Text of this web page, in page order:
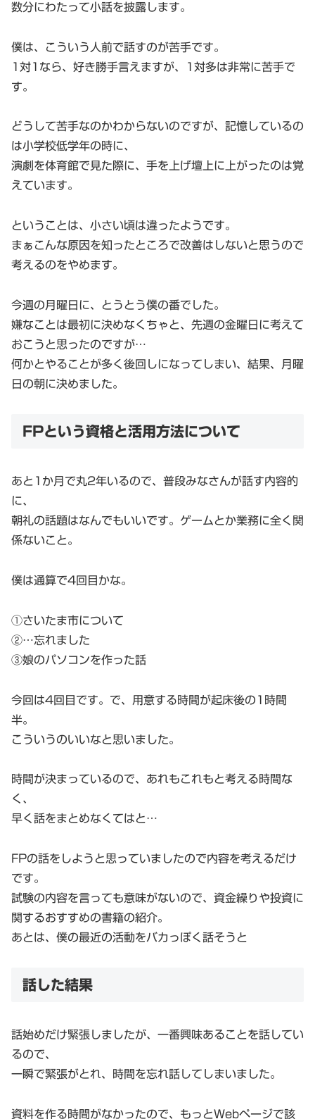
数分にわたって小話を披露します。
僕は、こういう人前で話すのが苦手です。
1対1なら、好き勝手言えますが、1対多は非常に苦手で
す。
どうして苦手なのかわからないのですが、記憶しているの
は小学校低学年の時に、
演劇を体育館で見た際に、手を上げ壇上に上がったのは覚
えています。
ということは、小さい頃は違ったようです。
まぁこんな原因を知ったところで改善はしないと思うので
考えるのをやめます。
今週の月曜日に、とうとう僕の番でした。
嫌なことは最初に決めなくちゃと、先週の金曜日に考えて
おこうと思ったのですが…
何かとやることが多く後回しになってしまい、結果、月曜
日の朝に決めました。
FPという資格と活用方法について
あと1か月で丸2年いるので、普段みなさんが話す内容的
に、
朝礼の話題はなんでもいいです。ゲームとか業務に全く関
係ないこと。
僕は通算で4回目かな。
①さいたま市について
②…忘れました
③娘のパソコンを作った話
今回は4回目です。で、用意する時間が起床後の1時間
半。
こういうのいいなと思いました。
時間が決まっているので、あれもこれもと考える時間な
く、
早く話をまとめなくてはと…
FPの話をしようと思っていましたので内容を考えるだけ
です。
試験の内容を言っても意味がないので、資金繰りや投資に
関するおすすめの書籍の紹介。
あとは、僕の最近の活動をバカっぽく話そうと
話した結果
話始めだけ緊張しましたが、一番興味あることを話してい
るので、
一瞬で緊張がとれ、時間を忘れ話してしまいました。
資料を作る時間がなかったので、もっとWebページで該